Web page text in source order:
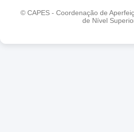
© CAPES - Coordenação de
de Nível